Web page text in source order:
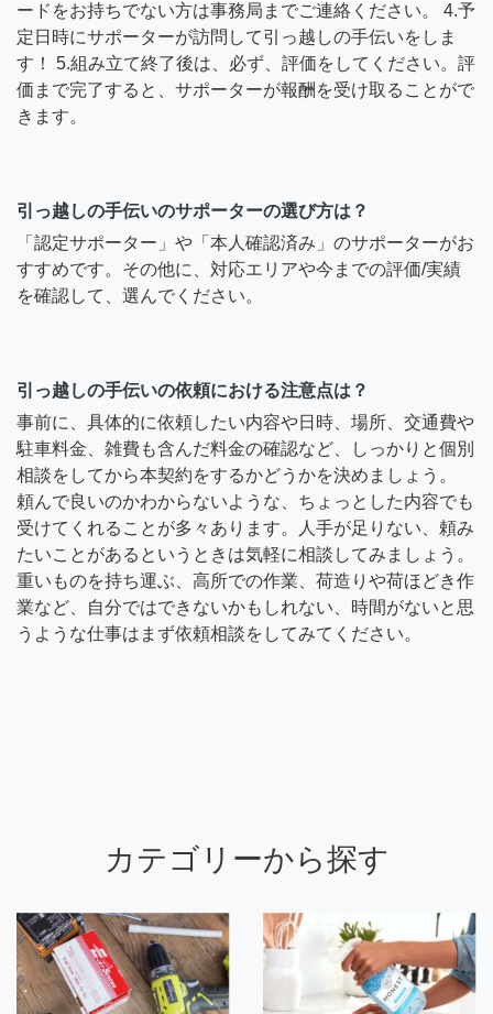
ードをお持ちでない方は事務局までご連絡ください。 4.予
定日時にサポーターが訪問して引っ越しの手伝いをしま
す！ 5.組み立て終了後は、必ず、評価をしてください。評
価まで完了すると、サポーターが報酬を受け取ることがで
きます。
引っ越しの手伝いのサポーターの選び方は？
「認定サポーター」や「本人確認済み」のサポーターがお
すすめです。その他に、対応エリアや今までの評価/実績
を確認して、選んでください。
引っ越しの手伝いの依頼における注意点は？
事前に、具体的に依頼したい内容や日時、場所、交通費や
駐車料金、雑費も含んだ料金の確認など、しっかりと個別
相談をしてから本契約をするかどうかを決めましょう。
頼んで良いのかわからないような、ちょっとした内容でも
受けてくれることが多々あります。人手が足りない、頼み
たいことがあるというときは気軽に相談してみましょう。
重いものを持ち運ぶ、高所での作業、荷造りや荷ほどき作
業など、自分ではできないかもしれない、時間がないと思
うような仕事はまず依頼相談をしてみてください。
カテゴリーから探す